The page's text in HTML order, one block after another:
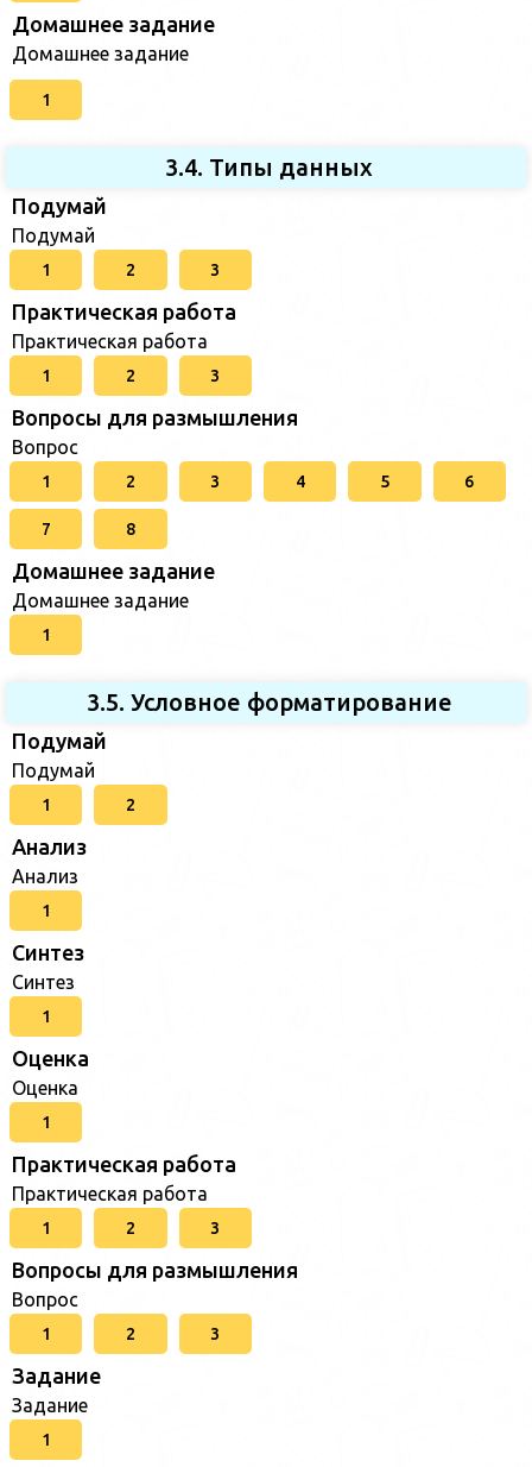
Домашнее задание
Домашнее задание
1
3.4. Типы данных
Подумай
Подумай
1 2 3
Практическая работа
Практическая работа
1 2 3
Вопросы для размышления
Вопрос
1 2 3 4 5 6
7 8
Домашнее задание
Домашнее задание
1
3.5. Условное форматирование
Подумай
Подумай
1 2
Анализ
Анализ
1
Синтез
Синтез
1
Оценка
Оценка
1
Практическая работа
Практическая работа
1 2 3
Вопросы для размышления
Вопрос
1 2 3
Задание
Задание
1